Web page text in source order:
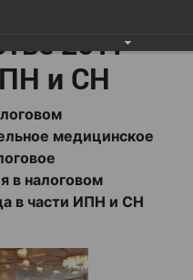
2017
и СН
медицинское
в налоговом
в части ИПН и СН